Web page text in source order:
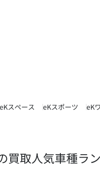
eKスペース eKスポーツ eK
買取人気車種ラ